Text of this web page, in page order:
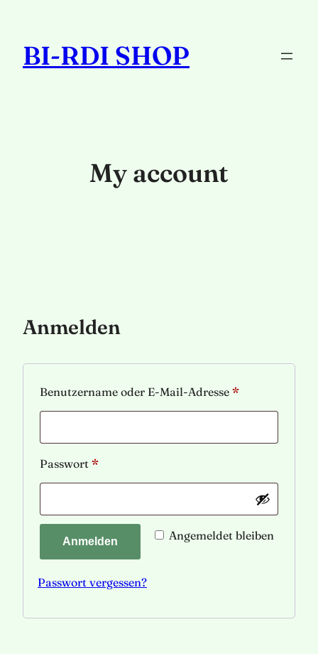
springen
BI-RDI SHOP
My account
Anmelden
Benutzername oder E-Mail-Adresse *Erforderlich
Passwort *Erforderlich
Angemeldet bleiben
Anmelden
Passwort vergessen?